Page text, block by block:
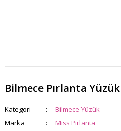
Bilmece Pırlanta
Kategori
Bilmece Yüzük
Marka
Miss Pırlanta